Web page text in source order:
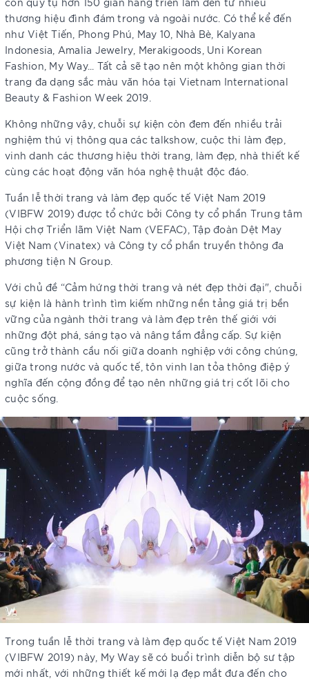
thương hiệu đình đám trong và ngoài nước. Có thể kể đến
như Việt Tiến, Phong Phú, May 10, Nhà Bè, Kalyana
Indonesia, Amalia Jewelry, Merakigoods, Uni Korean
Fashion, My Way... Tất cả sẽ tạo nên một không gian thời
trang đa dạng sắc màu văn hóa tại Vietnam International
Beauty & Fashion Week 2019.
Không những vậy, chuỗi sự kiện còn đem đến nhiều trải
nghiệm thú vị thông qua các talkshow, cuộc thi làm đẹp,
vinh danh các thương hiệu thời trang, làm đẹp, nhà thiết kế
cùng các hoạt động văn hóa nghệ thuật độc đáo.
Tuần lễ thời trang và làm đẹp quốc tế Việt Nam 2019
(VIBFW 2019) được tổ chức bởi Công ty cổ phần Trung tâm
Hội chợ Triển lãm Việt Nam (VEFAC), Tập đoàn Dệt May
Việt Nam (Vinatex) và Công ty cổ phần truyền thông đa
phương tiện N Group.
Với chủ đề “Cảm hứng thời trang và nét đẹp thời đại", chuỗi
sự kiện là hành trình tìm kiếm những nền tảng giá trị bền
vững của ngành thời trang và làm đẹp trên thế giới với
những đột phá, sáng tạo và nâng tầm đẳng cấp. Sự kiện
cũng trở thành cầu nối giữa doanh nghiệp với công chúng,
giữa trong nước và quốc tế, tôn vinh lan tỏa thông điệp ý
nghĩa đến cộng đồng để tạo nên những giá trị cốt lõi cho
cuộc sống.
Trong tuần lễ thời trang và làm đẹp quốc tế Việt Nam 2019
(VIBFW 2019) này, My Way sẽ có buổi trình diễn bộ sư tập
mới nhất, với những thiết kế mới lạ đẹp mắt đưa đến cho